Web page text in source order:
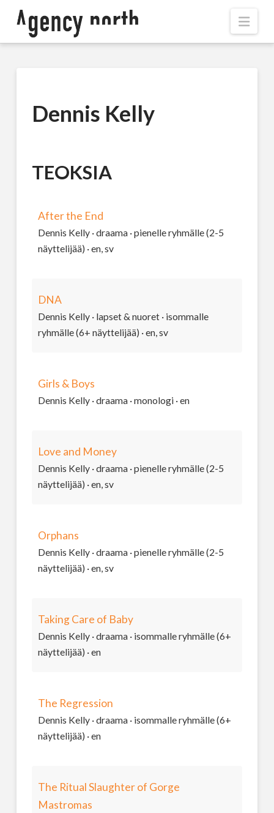
Dennis Kelly
TEOKSIA
After the End
Dennis Kelly · draama · pienelle ryhmälle (2-5
näyttelijää) · en, sv
DNA
Dennis Kelly · lapset & nuoret · isommalle
ryhmälle (6+ näyttelijää) · en, sv
Girls & Boys
Dennis Kelly · draama · monologi · en
Love and Money
Dennis Kelly · draama · pienelle ryhmälle (2-5
näyttelijää) · en, sv
Orphans
Dennis Kelly · draama · pienelle ryhmälle (2-5
näyttelijää) · en, sv
Taking Care of Baby
Dennis Kelly · draama · isommalle ryhmälle (6+
näyttelijää) · en
The Regression
Dennis Kelly · draama · isommalle ryhmälle (6+
näyttelijää) · en
The Ritual Slaughter of Gorge
Mastromas